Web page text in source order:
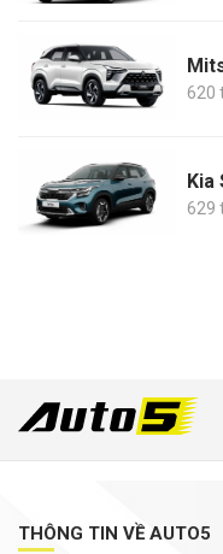
620
Kia
629
THÔNG TIN VỀ AUTO5